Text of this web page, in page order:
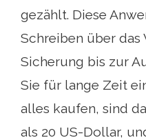
gezählt. Diese
Schreiben über
Sicherung bis zur
Sie für lange Zeit
alles kaufen, sind
als 20 US-Dollar,